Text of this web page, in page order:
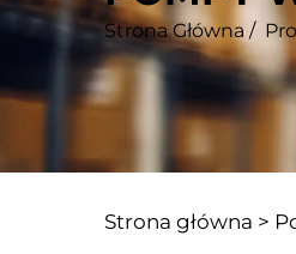
Strona Główna /
Strona główna >